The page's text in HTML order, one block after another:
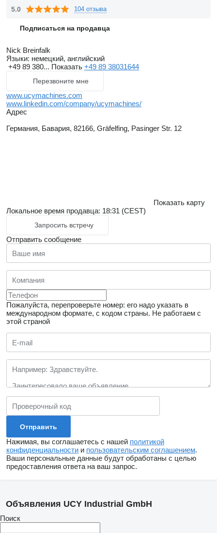
5.0 104 отзыва
Подписаться на продавца
Nick Breinfalk
Языки: немецкий, английский
+49 89 380... Показать +49 89 38031644
Перезвоните мне
www.ucymachines.com
www.linkedin.com/company/ucymachines/
Адрес
Германия, Бавария, 82166, Gräfelfing, Pasinger Str. 12
Показать карту
Локальное время продавца: 18:31 (CEST)
Запросить встречу
Отправить сообщение
Пожалуйста, перепроверьте номер: его надо указать в
международном формате, с кодом страны. Не работаем с
этой страной
Нажимая, вы соглашаетесь с нашей политикой
конфиденциальности и пользовательским соглашением.
Ваши персональные данные будут обработаны с целью
предоставления ответа на ваш запрос.
Объявления UCY Industrial GmbH
Поиск